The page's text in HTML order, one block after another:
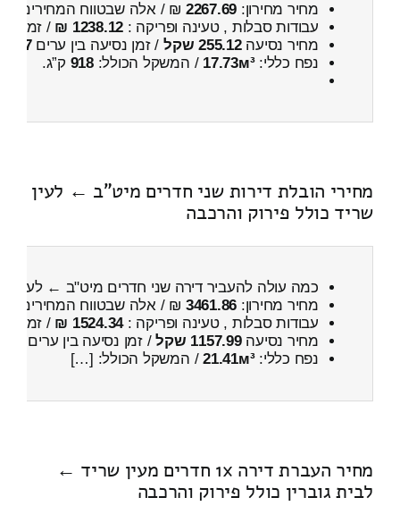
מחיר מחירון: 2267.69 ₪ / אלה שבטווח המחירים
עבודות סבלות , טעינה ופריקה : 1238.12 ₪ / זמן :
מחיר נסיעה255.12 שקל / זמן נסיעה בין ערים27 דקות
נפח כללי:17.73м³ / המשקל הכולל:918 ק”ג.
מחירי הובלת דירות שני חדרים מיט"ב ← לעין
שריד כולל פירוק והרכבה
כמה עולה להעביר דירה שני חדרים מיט"ב ← לעין
מחיר מחירון: 3461.86 ₪ / אלה שבטווח המחירים
עבודות סבלות , טעינה ופריקה :1524.34 ₪ / זמן :
מחיר נסיעה1157.99 שקל / זמן נסיעה בין ערים
נפח כללי:21.41м³/ המשקל הכולל: […]
מחיר העברת דירה 1x חדרים מעין שריד ←
לבית גוברין כולל פירוק והרכבה